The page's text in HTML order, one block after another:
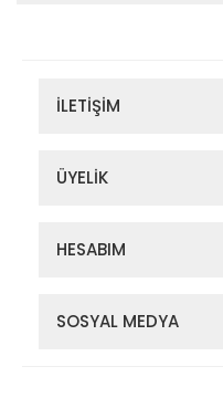
İLETİŞİM
ÜYELİK
HESABIM
SOSYAL MEDYA